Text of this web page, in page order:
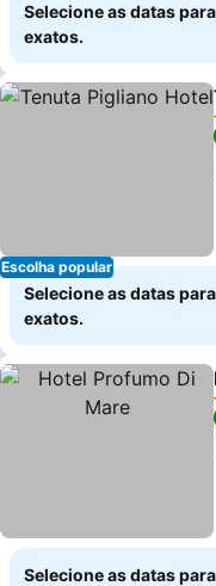
Selecione as datas
exatos.
Escolha popular
Selecione as datas
exatos.
Selecione as datas